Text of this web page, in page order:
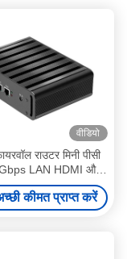
वीडियो
राउटर मिनी पीसी
LAN HDMI और
साथ होम ऑफिस के लिए
कीमत प्राप्त करें